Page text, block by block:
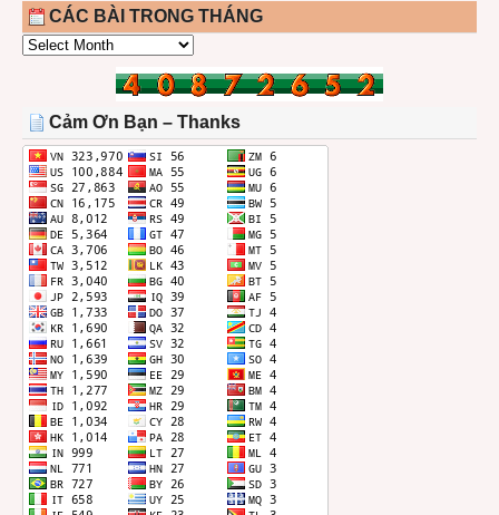
CÁC BÀI TRONG THÁNG
CÁC
THÁNG
Cảm Ơn Bạn – Thanks